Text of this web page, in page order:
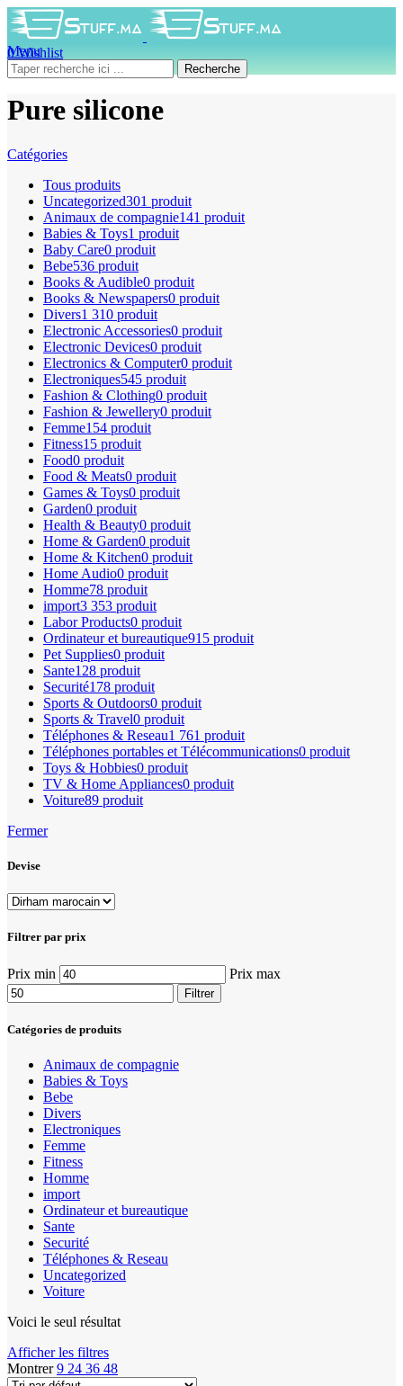
0Wishlist
0produit 0DH
Menu
Recherche
Pure silicone
Catégories
Tous produits
Uncategorized301 produit
Animaux de compagnie141 produit
Babies & Toys1 produit
Baby Care0 produit
Bebe536 produit
Books & Audible0 produit
Books & Newspapers0 produit
Divers1 310 produit
Electronic Accessories0 produit
Electronic Devices0 produit
Electronics & Computer0 produit
Electroniques545 produit
Fashion & Clothing0 produit
Fashion & Jewellery0 produit
Femme154 produit
Fitness15 produit
Food0 produit
Food & Meats0 produit
Games & Toys0 produit
Garden0 produit
Health & Beauty0 produit
Home & Garden0 produit
Home & Kitchen0 produit
Home Audio0 produit
Homme78 produit
import3 353 produit
Labor Products0 produit
Ordinateur et bureautique915 produit
Pet Supplies0 produit
Sante128 produit
Securité178 produit
Sports & Outdoors0 produit
Sports & Travel0 produit
Téléphones & Reseau1 761 produit
Téléphones portables et Télécommunications0 produit
Toys & Hobbies0 produit
TV & Home Appliances0 produit
Voiture89 produit
Fermer
Devise
Filtrer par prix
Prix min Prix max
Filtrer
Catégories de produits
Animaux de compagnie
Babies & Toys
Bebe
Divers
Electroniques
Femme
Fitness
Homme
import
Ordinateur et bureautique
Sante
Securité
Téléphones & Reseau
Uncategorized
Voiture
Voici le seul résultat
Afficher les filtres
Montrer9 24 36 48